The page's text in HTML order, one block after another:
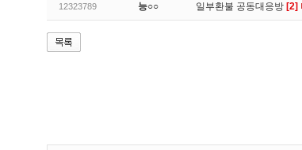
12323789 능○○ 일부환불 공동대응방 [2]